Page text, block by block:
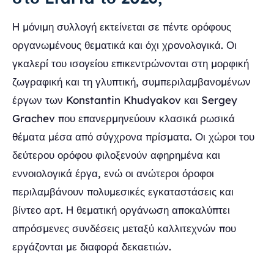
Η μόνιμη συλλογή εκτείνεται σε πέντε ορόφους
οργανωμένους θεματικά και όχι χρονολογικά. Οι
γκαλερί του ισογείου επικεντρώνονται στη μορφική
ζωγραφική και τη γλυπτική, συμπεριλαμβανομένων
έργων των Konstantin Khudyakov και Sergey
Grachev που επανερμηνεύουν κλασικά ρωσικά
θέματα μέσα από σύγχρονα πρίσματα. Οι χώροι του
δεύτερου ορόφου φιλοξενούν αφηρημένα και
εννοιολογικά έργα, ενώ οι ανώτεροι όροφοι
περιλαμβάνουν πολυμεσικές εγκαταστάσεις και
βίντεο αρτ. Η θεματική οργάνωση αποκαλύπτει
απρόσμενες συνδέσεις μεταξύ καλλιτεχνών που
εργάζονται με διαφορά δεκαετιών.